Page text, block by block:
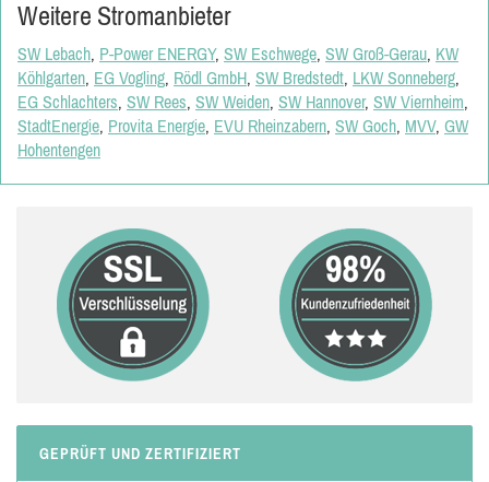
Weitere Stromanbieter
SW Lebach, P-Power ENERGY, SW Eschwege, SW Groß-Gerau, KW
Köhlgarten, EG Vogling, Rödl GmbH, SW Bredstedt, LKW Sonneberg,
EG Schlachters, SW Rees, SW Weiden, SW Hannover, SW Viernheim,
StadtEnergie, Provita Energie, EVU Rheinzabern, SW Goch, MVV, GW
Hohentengen
GEPRÜFT UND ZERTIFIZIERT